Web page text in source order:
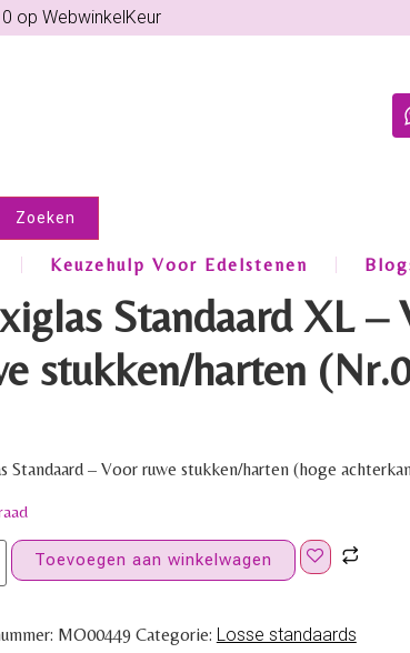
op WebwinkelKeur
Keuzehulp Voor Edelstenen
Standaard XL –
stukken/harten
Standaard – Voor ruwe stukken/harten (hoge
Toevoegen aan winkelwagen
MO00449 Categorie: Losse standaards